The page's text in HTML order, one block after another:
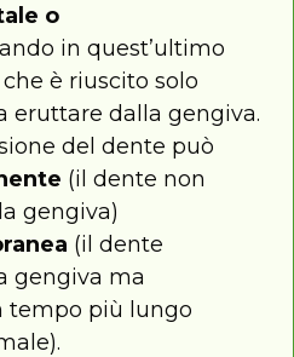
o
in quest’ultimo
è riuscito solo
eruttare dalla gengiva.
del dente può
(il dente non
gengiva)
(il dente
gengiva ma
tempo più lungo